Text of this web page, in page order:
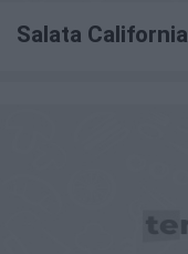
Salata California